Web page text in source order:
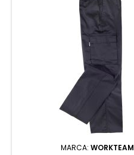
MARCA: WORKTEAM